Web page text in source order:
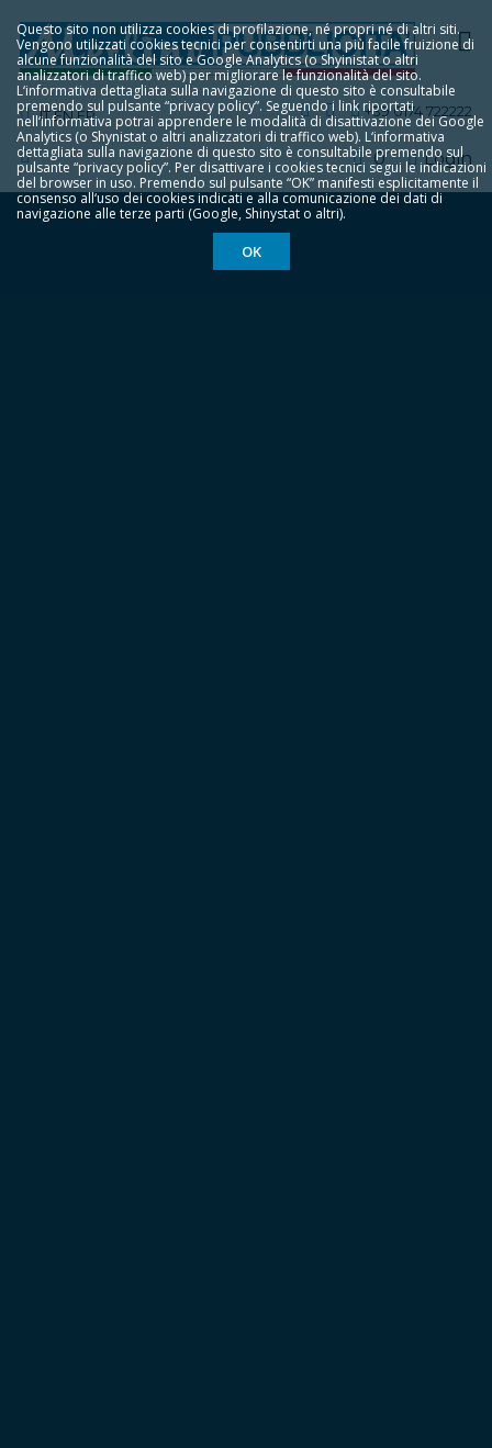
Questo sito non utilizza cookies di profilazione, né propri né di altri siti.
Vengono utilizzati cookies tecnici per consentirti una più facile fruizione di
alcune funzionalità del sito e Google Analytics (o Shyinistat o altri
analizzatori di traffico web) per migliorare le funzionalità del sito.
L‘informativa dettagliata sulla navigazione di questo sito è consultabile
premendo sul pulsante “privacy policy”. Seguendo i link riportati
nell‘informativa potrai apprendere le modalità di disattivazione dei Google
Analytics (o Shynistat o altri analizzatori di traffico web). L‘informativa
dettagliata sulla navigazione di questo sito è consultabile premendo sul
pulsante “privacy policy”. Per disattivare i cookies tecnici segui le indicazioni
del browser in uso. Premendo sul pulsante “OK” manifesti esplicitamente il
consenso all‘uso dei cookies indicati e alla comunicazione dei dati di
navigazione alle terze parti (Google, Shinystat o altri).
OK
IT EN FR +39 0174 722222
Login
0